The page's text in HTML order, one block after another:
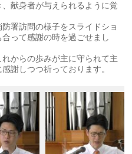
献身者が与えられるように覚
署訪問の様子をスライドショ
って感謝の時を過ごせまし
からの歩みが主に守られて主
謝しつつ祈っております。